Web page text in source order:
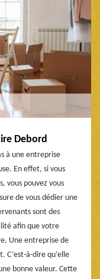
Debord
à une entreprise
En effet, si vous
vous pouvez vous
de vous dédier une
sont des
afin que votre
Une entreprise de
C’est-à-dire qu’elle
bonne valeur. Cette